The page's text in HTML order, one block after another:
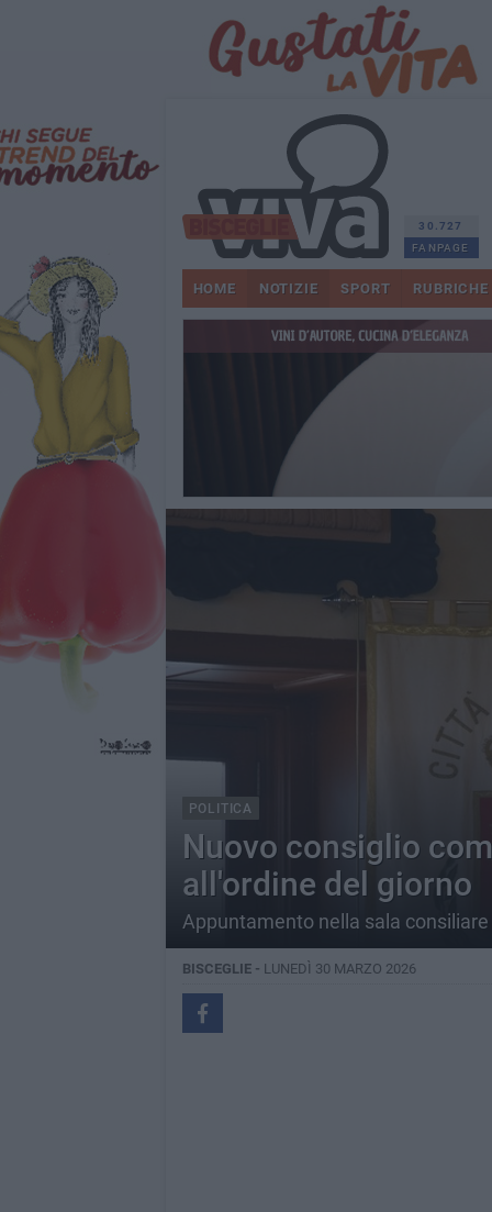
30.727
FANPAGE
HOME NOTIZIE SPORT RUBRICHE
POLITICA
Nuovo consiglio
all'ordine del giorno
Appuntamento nella sala
BISCEGLIE - LUNEDÌ 30 MARZO 2026